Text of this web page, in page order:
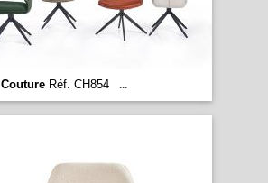
CoutureRéf. CH854 ...